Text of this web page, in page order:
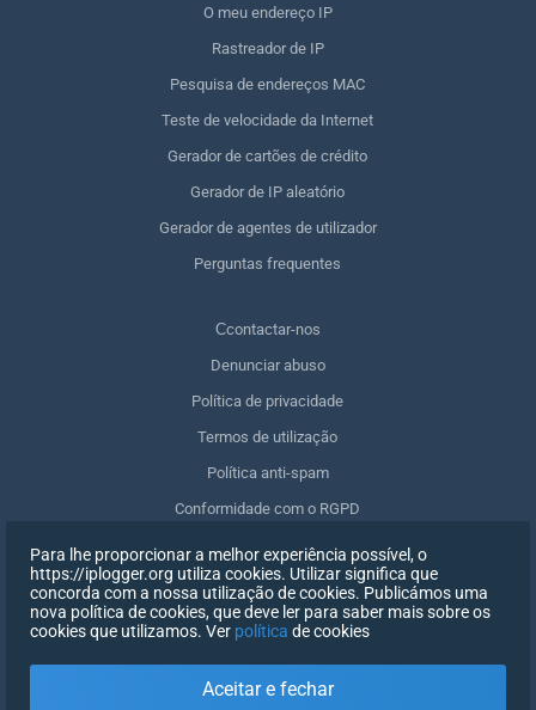
O meu endereço IP
Rastreador de IP
Pesquisa de endereços MAC
Teste de velocidade da Internet
Gerador de cartões de crédito
Gerador de IP aleatório
Gerador de agentes de utilizador
Perguntas frequentes
Сcontactar-nos
Denunciar abuso
Política de privacidade
Termos de utilização
Política anti-spam
Conformidade com o RGPD
Apagar os meus dados
Retirar o consentimento
Para lhe proporcionar a melhor experiência possível, o
https://iplogger.org utiliza cookies. Utilizar significa que
concorda com a nossa utilização de cookies. Publicámos uma
nova política de cookies, que deve ler para saber mais sobre os
cookies que utilizamos. Ver política de cookies
Aceitar e fechar